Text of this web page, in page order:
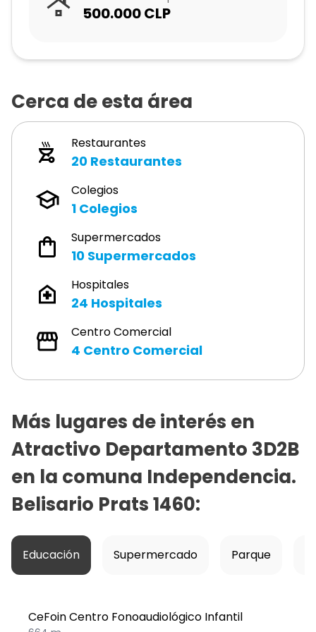
500.000CLP
Cerca de esta área
Restaurantes
20 Restaurantes
Colegios
1 Colegios
Supermercados
10 Supermercados
Hospitales
24 Hospitales
Centro Comercial
4 Centro Comercial
Más lugares de interés en
Atractivo Departamento 3D2B
en la comuna Independencia.
Belisario Prats 1460:
Educación Supermercado Parque
CeFoin Centro Fonoaudiológico Infantil